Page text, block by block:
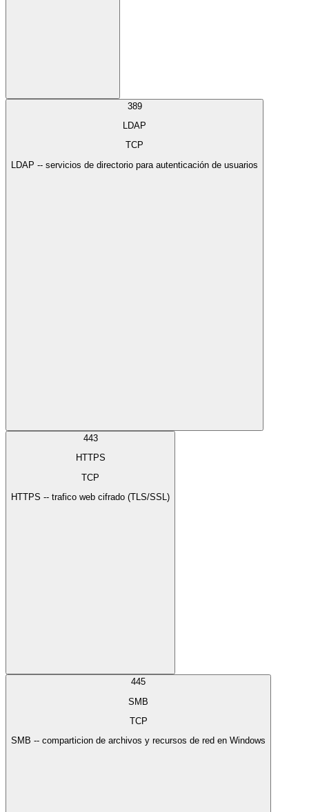
389
LDAP
TCP
LDAP -- servicios de directorio para autenticación de usuarios
443
HTTPS
TCP
HTTPS -- trafico web cifrado (TLS/SSL)
445
SMB
TCP
SMB -- comparticion de archivos y recursos de red en Windows